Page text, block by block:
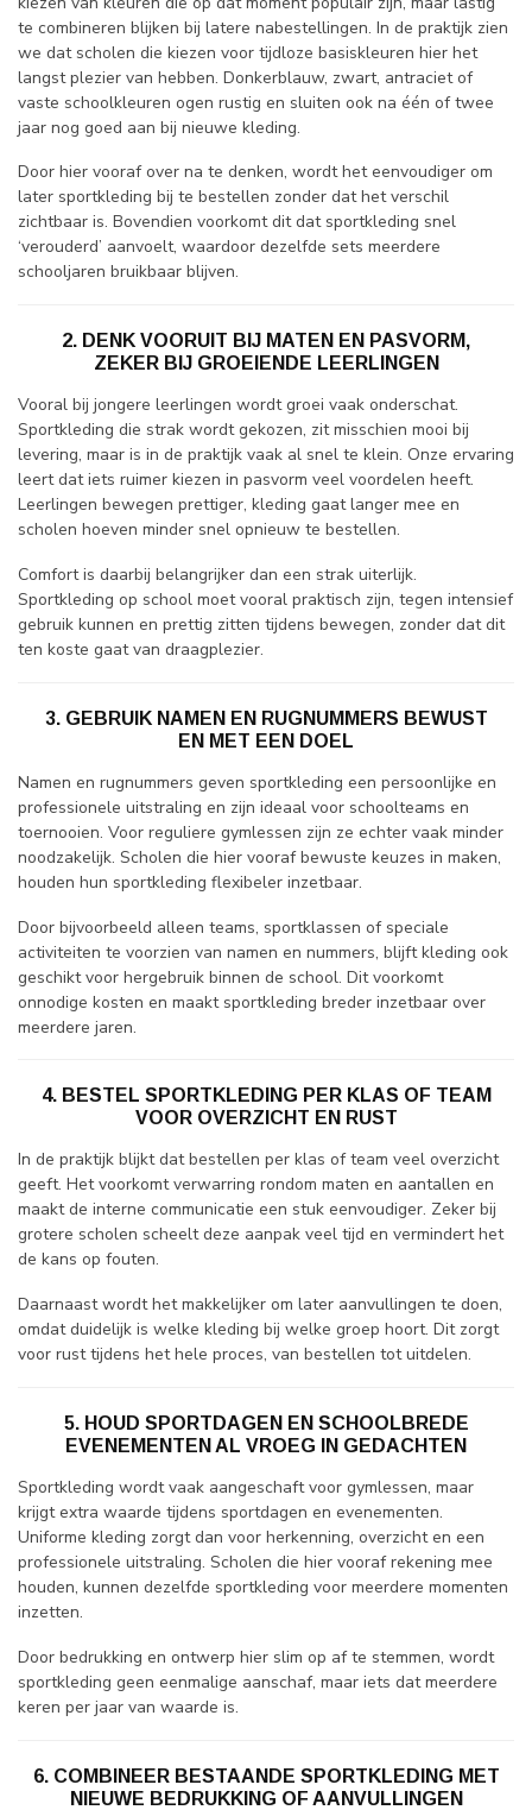
te combineren blijken bij latere nabestellingen. In de praktijk zien
we dat scholen die kiezen voor tijdloze basiskleuren hier het
langst plezier van hebben. Donkerblauw, zwart, antraciet of
vaste schoolkleuren ogen rustig en sluiten ook na één of twee
jaar nog goed aan bij nieuwe kleding.
Door hier vooraf over na te denken, wordt het eenvoudiger om
later sportkleding bij te bestellen zonder dat het verschil
zichtbaar is. Bovendien voorkomt dit dat sportkleding snel
‘verouderd’ aanvoelt, waardoor dezelfde sets meerdere
schooljaren bruikbaar blijven.
2. DENK VOORUIT BIJ MATEN EN PASVORM,
ZEKER BIJ GROEIENDE LEERLINGEN
Vooral bij jongere leerlingen wordt groei vaak onderschat.
Sportkleding die strak wordt gekozen, zit misschien mooi bij
levering, maar is in de praktijk vaak al snel te klein. Onze ervaring
leert dat iets ruimer kiezen in pasvorm veel voordelen heeft.
Leerlingen bewegen prettiger, kleding gaat langer mee en
scholen hoeven minder snel opnieuw te bestellen.
Comfort is daarbij belangrijker dan een strak uiterlijk.
Sportkleding op school moet vooral praktisch zijn, tegen intensief
gebruik kunnen en prettig zitten tijdens bewegen, zonder dat dit
ten koste gaat van draagplezier.
3. GEBRUIK NAMEN EN RUGNUMMERS BEWUST
EN MET EEN DOEL
Namen en rugnummers geven sportkleding een persoonlijke en
professionele uitstraling en zijn ideaal voor schoolteams en
toernooien. Voor reguliere gymlessen zijn ze echter vaak minder
noodzakelijk. Scholen die hier vooraf bewuste keuzes in maken,
houden hun sportkleding flexibeler inzetbaar.
Door bijvoorbeeld alleen teams, sportklassen of speciale
activiteiten te voorzien van namen en nummers, blijft kleding ook
geschikt voor hergebruik binnen de school. Dit voorkomt
onnodige kosten en maakt sportkleding breder inzetbaar over
meerdere jaren.
4. BESTEL SPORTKLEDING PER KLAS OF TEAM
VOOR OVERZICHT EN RUST
In de praktijk blijkt dat bestellen per klas of team veel overzicht
geeft. Het voorkomt verwarring rondom maten en aantallen en
maakt de interne communicatie een stuk eenvoudiger. Zeker bij
grotere scholen scheelt deze aanpak veel tijd en vermindert het
de kans op fouten.
Daarnaast wordt het makkelijker om later aanvullingen te doen,
omdat duidelijk is welke kleding bij welke groep hoort. Dit zorgt
voor rust tijdens het hele proces, van bestellen tot uitdelen.
5. HOUD SPORTDAGEN EN SCHOOLBREDE
EVENEMENTEN AL VROEG IN GEDACHTEN
Sportkleding wordt vaak aangeschaft voor gymlessen, maar
krijgt extra waarde tijdens sportdagen en evenementen.
Uniforme kleding zorgt dan voor herkenning, overzicht en een
professionele uitstraling. Scholen die hier vooraf rekening mee
houden, kunnen dezelfde sportkleding voor meerdere momenten
inzetten.
Door bedrukking en ontwerp hier slim op af te stemmen, wordt
sportkleding geen eenmalige aanschaf, maar iets dat meerdere
keren per jaar van waarde is.
6. COMBINEER BESTAANDE SPORTKLEDING MET
NIEUWE BEDRUKKING OF AANVULLINGEN